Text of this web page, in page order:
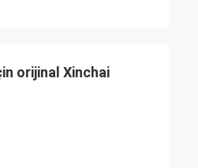
orijinal Xinchai